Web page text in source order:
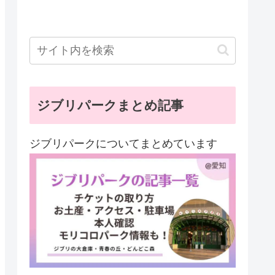
ジブリパークまとめ記事
ジブリパークについてまとめています